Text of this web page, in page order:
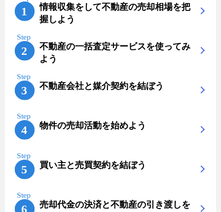
情報収集をして不動産の売却相場を把
握しよう
不動産の一括査定サービスを使ってみ
よう
不動産会社と媒介契約を結ぼう
物件の売却活動を始めよう
買い主と売買契約を結ぼう
売却代金の決済と不動産の引き渡しを